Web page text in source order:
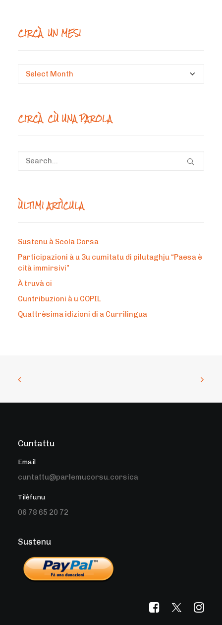
CIRCÀ UN MESI
Circà
CIRCÀ CÙ UNA PAROLA
ÙLTIMI ARTÌCULA
Sustenu à Scola Corsa
Participazioni à u 3u cumitatu di pilutaghju “Paesa è
cità immirsivi”
À truvà ci
Cuntribuzioni à u COPIL
Quattrèsima idizioni di a Currilingua
Cuntattu
Email
cuntattu@parlemucorsu.corsica
Tilèfunu
06 78 65 20 72
Sustenu